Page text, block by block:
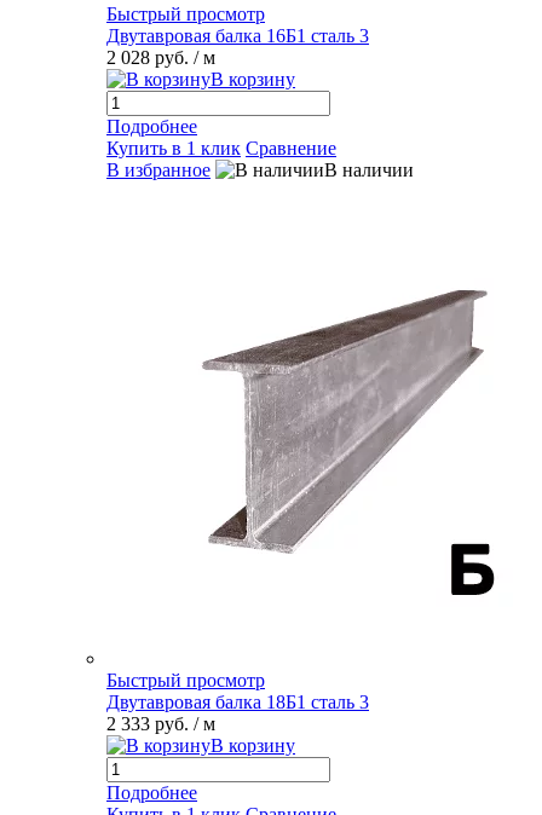
Быстрый просмотр
Двутавровая балка 16Б1 сталь 3
2 028 руб. / м
В корзину
Подробнее
Купить в 1 клик Сравнение
В избранное
В наличии
Быстрый просмотр
Двутавровая балка 18Б1 сталь 3
2 333 руб. / м
В корзину
Подробнее